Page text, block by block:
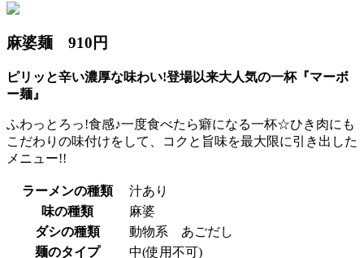
麻婆麺 910円
ピリッと辛い濃厚な味わい!登場以来大人気の一杯『マーボ
ー麺』
ふわっとろっ!食感♪一度食べたら癖になる一杯☆ひき肉にも
こだわりの味付けをして、コクと旨味を最大限に引き出した
メニュー!!
ラーメンの種類
汁あり
味の種類
麻婆
ダシの種類
動物系 あごだし
麺のタイプ
中(使用不可)